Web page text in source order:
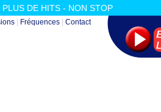
PLUS DE HITS - NON STOP
Fréquences Contact